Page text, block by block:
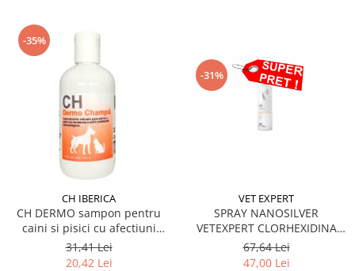
-35%
CH IBERICA
CH DERMO sampon pentru
caini si pisici cu afectiuni
dermatologice 250 ml
31,41 Lei
20,42 Lei
-31%
VET EXPERT
SPRAY NANOSILVER
VETEXPERT CLORHEXIDINA
4%- 100ML
67,64 Lei
47,00 Lei